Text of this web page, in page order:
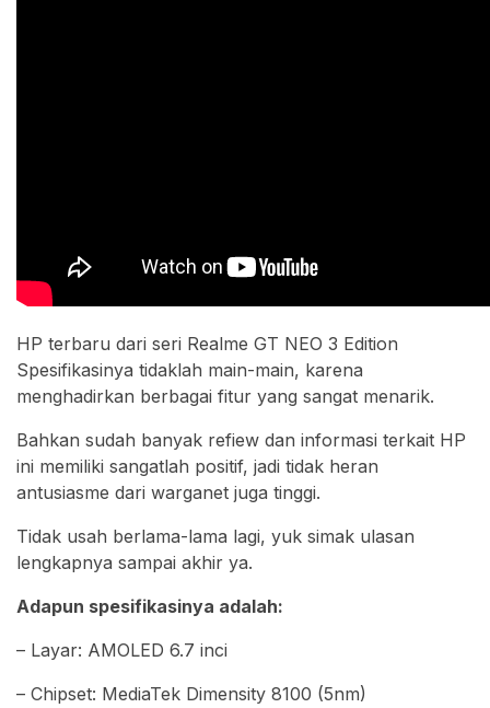
HP terbaru dari seri Realme GT NEO 3 Edition
Spesifikasinya tidaklah main-main, karena
menghadirkan berbagai fitur yang sangat menarik.
Bahkan sudah banyak refiew dan informasi terkait HP
ini memiliki sangatlah positif, jadi tidak heran
antusiasme dari warganet juga tinggi.
Tidak usah berlama-lama lagi, yuk simak ulasan
lengkapnya sampai akhir ya.
Adapun spesifikasinya adalah:
– Layar: AMOLED 6.7 inci
– Chipset: MediaTek Dimensity 8100 (5nm)